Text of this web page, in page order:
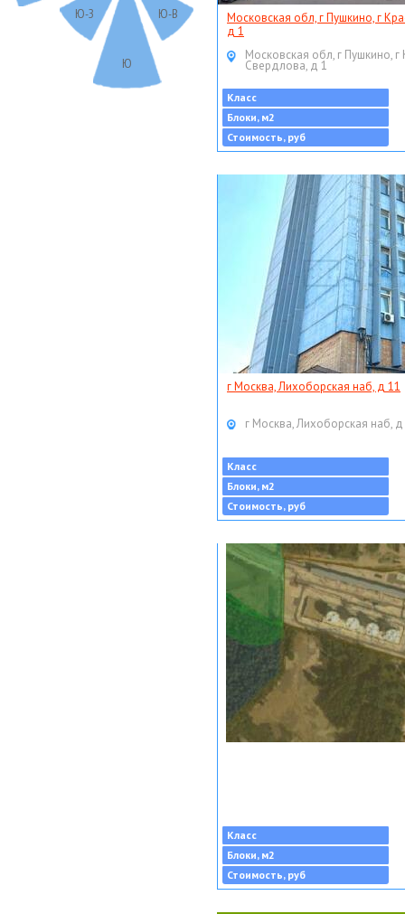
Ю-В
Ю
Ю-З
Московская обл, г Пушкино, г
д 1
Московская обл, г Пушкино, г
Свердлова, д 1
Класс
Блоки, м2
Стоимость, руб
г Москва, Лихоборская наб, д 11
г Москва, Лихоборская наб,
Класс
Блоки, м2
Стоимость, руб
Класс
Блоки, м2
Стоимость, руб